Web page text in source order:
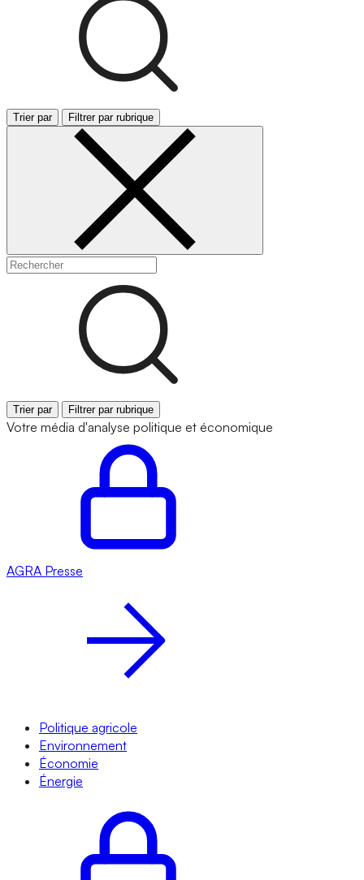
Trier par Filtrer par rubrique
Trier par Filtrer par rubrique
Votre média d'analyse politique et économique
AGRA Presse
Politique agricole
Environnement
Économie
Énergie